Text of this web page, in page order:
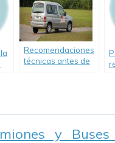
Recomendaciones
técnicas antes de
y